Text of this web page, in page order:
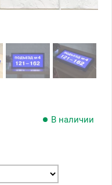
В наличии